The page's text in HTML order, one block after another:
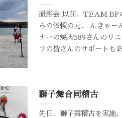
撮影会 以前、TEAM BP
らの依頼の元、 んきゃー
ナーの焼肉589さんのリ
フの皆さんのサポートも
獅子舞合同稽古
先日、獅子舞稽古を実施